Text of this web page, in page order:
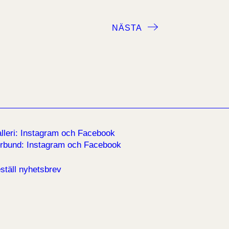
NÄSTA
Instagram och Facebook
Instagram och Facebook
nyhetsbrev